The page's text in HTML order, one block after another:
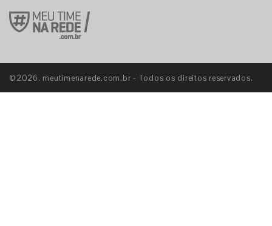
©2026. meutimenarede.com.br - Todos os direitos reservados.